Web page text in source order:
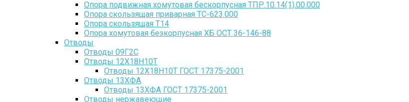
Опора подвижная хомутовая бескорпусная ТПР.10.14(1).00.000
Опора скользящая приварная ТС-623.000
Опора скользящая Т14
Опора хомутовая безкорпусная ХБ ОСТ 36-146-88
Отводы
Отводы 09Г2С
Отводы 12Х18Н10Т
Отводы 12Х18Н10Т ГОСТ 17375-2001
Отводы 13ХФА
Отводы 13ХФА ГОСТ 17375-2001
Отводы нержавеющие